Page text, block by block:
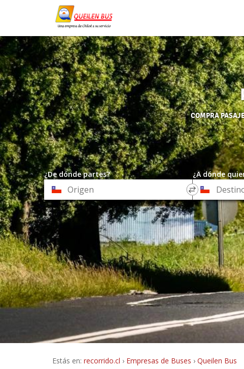
COMPRA
¿De dónde partes? ¿A dónde
*
Origen
*
Destino
Estás en: recorrido.cl Empresas de Buses Queilen Bus